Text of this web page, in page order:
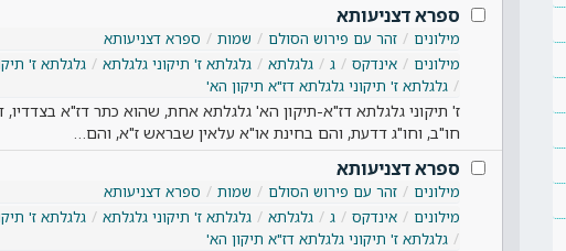
ספרא דצניעותא
מילונים זהר עם פירוש הסולם שמות
ספרא דצניעותא
מילונים
אינדקס ג גלגלתא גלגלתא ז' תיקוני גלגלתא
גלגלתא ז'
גלגלתא ז' תיקוני גלגלתא דז"א תיקון הא'
ז' תיקוני גלגלתא דז"א-תיקון הא' גלגלתא אחת, שהוא כתר דז"א בצדדיו,
חו"ב, וחו"ג דדעת, והם בחינת או"א עלאין שבראש ז"א, והם…
ספרא דצניעותא
מילונים זהר עם פירוש הסולם שמות
ספרא דצניעותא
מילונים
אינדקס ג גלגלתא גלגלתא ז' תיקוני גלגלתא
גלגלתא ז'
גלגלתא ז' תיקוני גלגלתא דז"א תיקון הא'